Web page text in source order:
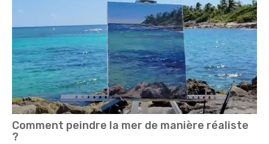
Comment peindre la mer de manière réaliste
?